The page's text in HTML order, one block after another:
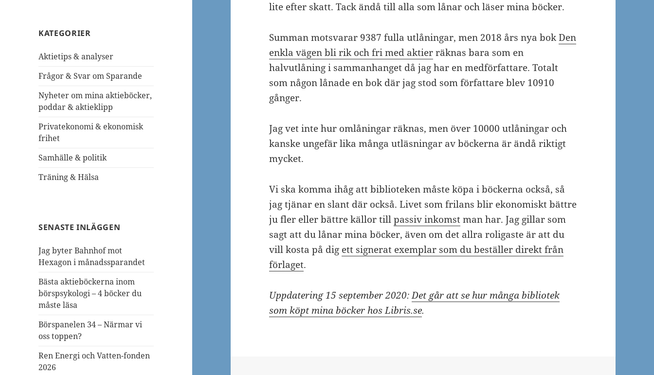
KATEGORIER
Aktietips & analyser
Frågor & Svar om Sparande
Nyheter om mina aktieböcker,
poddar & aktieklipp
Privatekonomi & ekonomisk
frihet
Samhälle & politik
Träning & Hälsa
SENASTE INLÄGGEN
Jag byter Bahnhof mot
Hexagon i månadssparandet
Bästa aktieböckerna inom
börspsykologi – 4 böcker du
måste läsa
Börspanelen 34 – Närmar vi
oss toppen?
Ren Energi och Vatten-fonden
2026
lite efter skatt. Tack ändå till alla som lånar och läser mina böcker.
Summan motsvarar 9387 fulla utlåningar, men 2018 års nya bokDen
enkla vägen bli rik och fri med aktierräknas bara som en
halvutlåning i sammanhanget då jag har en medförfattare. Totalt
som någon lånade en bok där jag stod som författare blev 10910
gånger.
Jag vet inte hur omlåningar räknas, men över 10000 utlåningar och
kanske ungefär lika många utläsningar av böckerna är ändå riktigt
mycket.
Vi ska komma ihåg att biblioteken måste köpa i böckerna också, så
jag tjänar en slant där också. Livet som frilans blir ekonomiskt bättre
ju fler eller bättre källor tillpassiv inkomstman har. Jag gillar som
sagt att du lånar mina böcker, även om det allra roligaste är att du
vill kosta på dig ett signerat exemplar som du beställer direkt från
förlaget.
Uppdatering 15 september 2020:Det går att se hur många bibliotek
som köpt mina böcker hos Libris.se.